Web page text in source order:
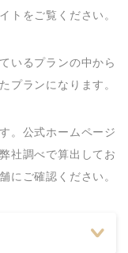
6060
トをご覧ください。
いるプランの中から
プランになります。
。公式ホームページ
社調べで算出してお
にご確認ください。